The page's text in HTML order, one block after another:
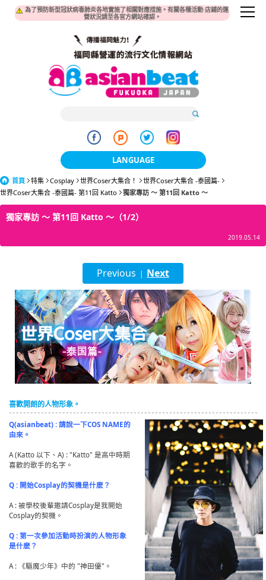
為了預防新型冠狀病毒肺炎各地實施了相關對應措施。有關各種活動·店鋪的運
營狀況請至各官方網站確認。
LANGUAGE
日本語
한국어
English
ภาษาไทย
tiéng Viêt
Bahasa Indonesia
首頁 特集 Cosplay 世界Coser大集合！
世界Coser大集合 -泰國篇-
世界Coser大集合 -泰國篇- 第11回 Katto
獨家專訪 ～ 第11回 Katto ～
獨家專訪 ～ 第11回 Katto ～（1/2）
2019.05.14
Previous | Next
喜歡開朗的人物形象。
Q(asianbeat) : 請說一下COS NAME的
由來。
A (Katto 以下、A) : "Katto" 是高中時期
喜歡的歌手的名字。
Q : 開始Cosplay的契機是什麽？
A : 被學校後輩邀請Cosplay是我開始
Cosplay的契機。
Q : 第一次參加活動時扮演的人物形象
是什麽？
A : 《驅魔少年》中的 "神田優"。